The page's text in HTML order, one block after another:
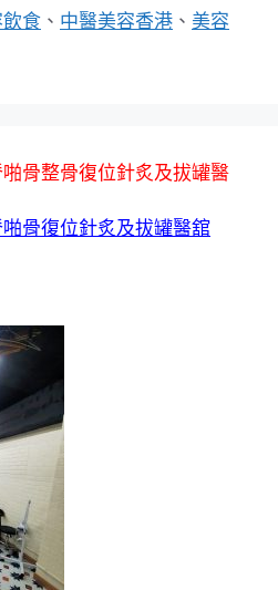
食 、 中醫美容香港 、 美容
骨整骨復位針炙及拔罐醫
骨復位針炙及拔罐醫舘